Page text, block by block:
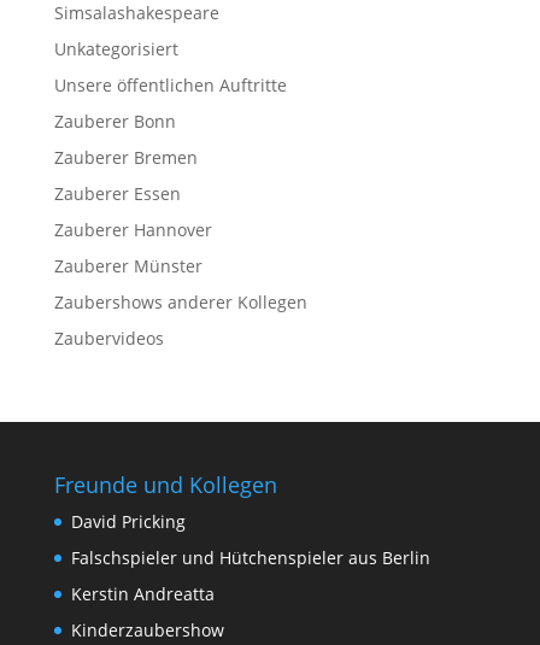
Simsalashakespeare
Unkategorisiert
Unsere öffentlichen Auftritte
Zauberer Bonn
Zauberer Bremen
Zauberer Essen
Zauberer Hannover
Zauberer Münster
Zaubershows anderer Kollegen
Zaubervideos
Freunde und Kollegen
David Pricking
Falschspieler und Hütchenspieler aus Berlin
Kerstin Andreatta
Kinderzaubershow